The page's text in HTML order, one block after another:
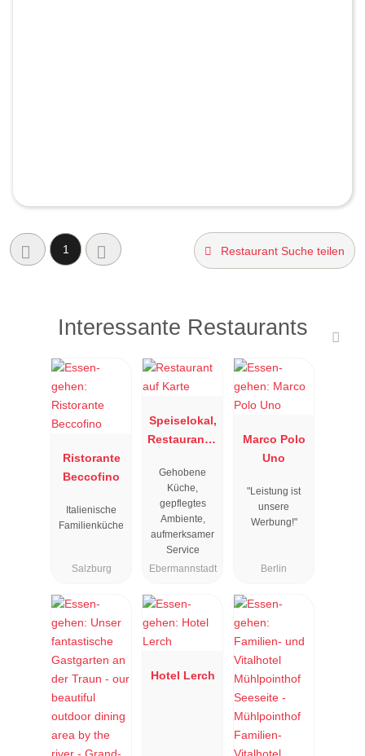
1 Restaurant Suche teilen
Interessante Restaurants
Ristorante
Beccofino
Italienische
Familienküche
Salzburg
Speiselokal,
Restaurant "
"
Gehobene
Küche,
gepflegtes
Ambiente,
aufmerksamer
Service
Ebermannstadt
Marco Polo
Uno
"Leistung ist
unsere
Werbung!"
Berlin
Hotel Lerch